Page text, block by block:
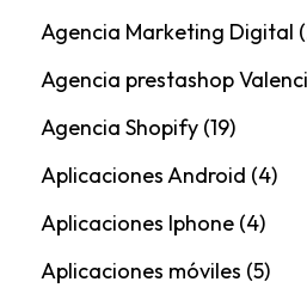
Agencia Marketing Digital
Agencia prestashop
Agencia Shopify(19)
Aplicaciones Android (4)
Aplicaciones Iphone(4)
Aplicaciones móviles (5)